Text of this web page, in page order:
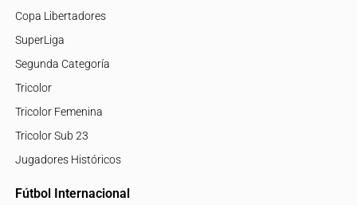
Copa Libertadores
SuperLiga
Segunda Categoría
Tricolor
Tricolor Femenina
Tricolor Sub 23
Jugadores Históricos
Fútbol Internacional